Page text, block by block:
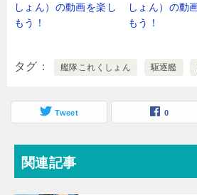
しょん）の動画を楽し
もう！
しょん）の動
もう！
タグ 艦隊これくしょん 駆逐艦
Tweet 0
関連記事